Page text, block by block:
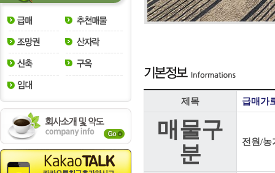
제목 급매가
매물구
분
전원/농